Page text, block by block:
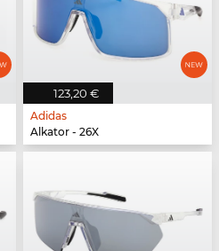
123,20 €
Adidas
Alkator - 26X